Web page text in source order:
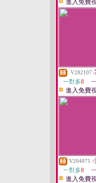
進入免費
V282107
一對多8
進入免費
V204971
一對多8
進入免費